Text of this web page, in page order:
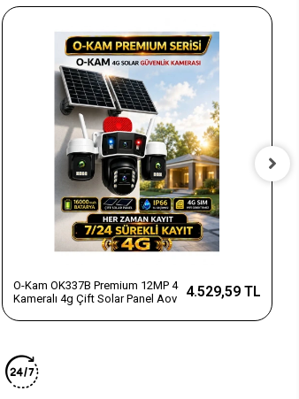
O-Kam OK337B Premium 12MP 4
Kameralı 4g Çift Solar Panel Aov
4.529,59 TL